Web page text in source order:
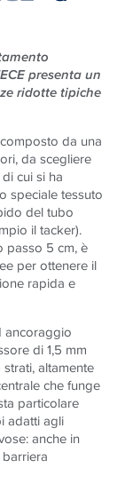
presenta un
ridotte tipiche
da una
da scegliere
cui si ha
speciale tessuto
del tubo
il tacker).
passo 5 cm, è
per ottenere il
rapida e
ancoraggio
di 1,5 mm
altamente
che funge
particolare
adatti agli
anche in